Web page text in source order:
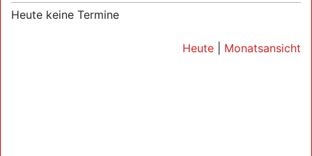
Heute keine Termine
Heute Monatsansicht